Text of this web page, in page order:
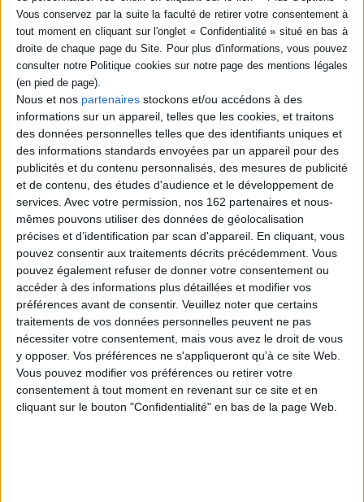
Nous et nos partenaires stockons et/ou accédons à des
informations sur un appareil, telles que les cookies, et traitons
des données personnelles telles que des identifiants uniques et
des informations standards envoyées par un appareil pour des
publicités et du contenu personnalisés, des mesures de publicité
et de contenu, des études d'audience et le développement de
services. Avec votre permission, nos 162 partenaires et nous-
mêmes pouvons utiliser des données de géolocalisation
précises et d’identification par scan d'appareil. En cliquant, vous
pouvez consentir aux traitements décrits précédemment. Vous
pouvez également refuser de donner votre consentement ou
accéder à des informations plus détaillées et modifier vos
préférences avant de consentir. Veuillez noter que certains
traitements de vos données personnelles peuvent ne pas
nécessiter votre consentement, mais vous avez le droit de vous
y opposer. Vos préférences ne s'appliqueront qu’à ce site Web.
Vous pouvez modifier vos préférences ou retirer votre
consentement à tout moment en revenant sur ce site et en
cliquant sur le bouton "Confidentialité" en bas de la page Web.
président de la Ve République. ©El...
12,00 €
En stock *
*stock limité
André Chandernagor : un bâtisseur provincial,
un regard ouvert sur le monde
Auteur :Nathalie Dumas
Éditeur :Memoring
Originaire de la Vienne, A. Chandernagor
entame sa carrière politique dans la Creuse
comme maire et devient député, président du
Conseil général du département et de la région
Limousin. Membre de la SFIO, puis du PS, il est
nommé ministre délégué aux Affaires
européennes par Pierre Mauroy sous la
présidence de François Mitterrand en 1981.
©Electre 2026
12,00 €
Expédié sous 10 à 15 j.
AJOUTER AU PANIER